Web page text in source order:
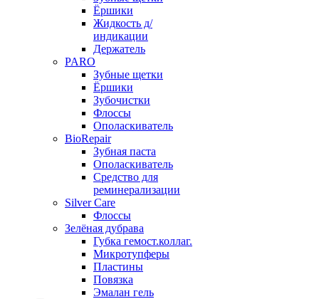
Ёршики
Жидкость д/
индикации
Держатель
PARO
Зубные щетки
Ёршики
Зубочистки
Флоссы
Ополаскиватель
BioRepair
Зубная паста
Ополаскиватель
Средство для
реминерализации
Silver Care
Флоссы
Зелёная дубрава
Губка гемост.коллаг.
Микротупферы
Пластины
Повязка
Эмалан гель